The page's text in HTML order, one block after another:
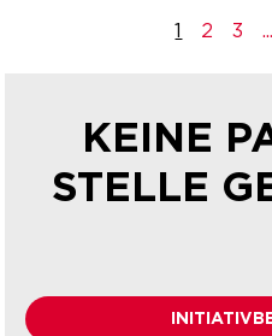
1 2 3 ...
KEINE
STELLE